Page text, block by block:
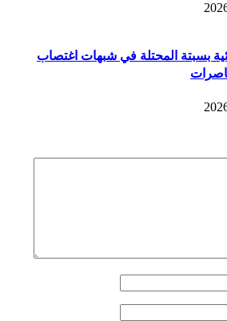
بسبتة المحتلة في شبهات اغتصاب